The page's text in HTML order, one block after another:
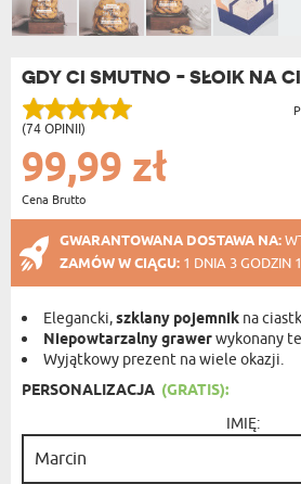
GDY CI SMUTNO - SŁOIK NA
(74 OPINII)
99,99 zł
Cena Brutto
GWARANTOWANA DOSTAWA NA:
ZAMÓW W CIĄGU: 1 DNIA 3 GODZIN
Elegancki,szklany pojemnik na
Niepowtarzalny grawerwykonany
Wyjątkowy prezent na wiele okazji.
PERSONALIZACJA (GRATIS):
IMIĘ: